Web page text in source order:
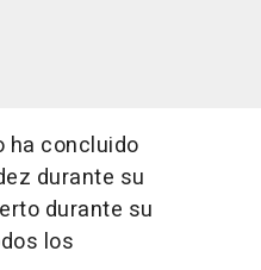
ha concluido
durante su
durante su
los